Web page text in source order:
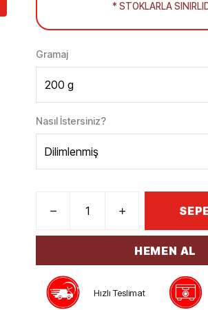
* STOKLARLA
Gramaj
Nasıl İstersiniz?
HEMEN AL
Hızlı Teslimat